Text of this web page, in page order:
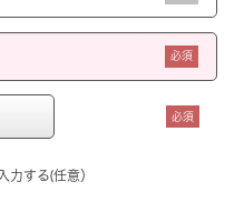
必須
必須
力する(任意）